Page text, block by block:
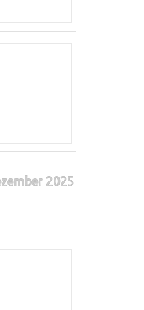
2025